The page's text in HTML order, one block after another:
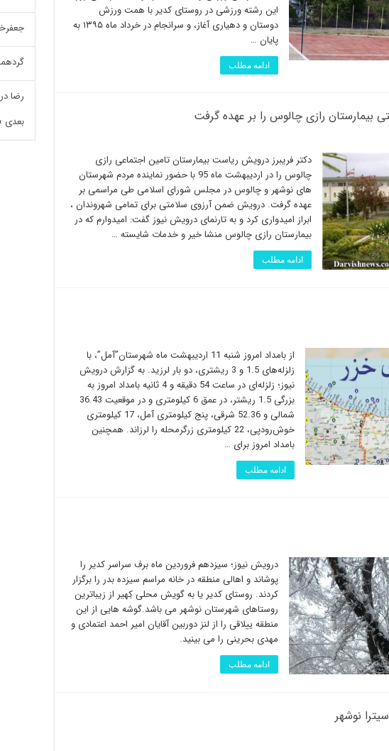
این رشته ورزشی در روستای کدیر با همت ورزش
دوستان و دهیاری آغاز، و سرانجام در خرداد ماه ١٣٩۵ به
پایان …
ادامه مطلب
بیمارستان رازی چالوس را بر عهده گرفت
دکتر فریبرز درویش ریاست بیمارستان تامین اجتماعی رازی
چالوس را در اردیبهشت ماه 95 با حضور نماینده مردم شهرستان
های نوشهر و چالوس در مجلس شورای اسلامی طی مراسمی بر
عهده گرفت. درویش ضمن آرزوی سلامتی برای تمامی شهروندان ،
ابراز امیدواری کرد و به تارنمای درویش نیوز گفت: امیدوارم که در
بیمارستان رازی چالوس منشا خیر و خدمات شایسته …
ادامه مطلب
از بامداد امروز شنبه 11 اردیبهشت ماه شهرستان”آمل”، با
زلزله‌های 1.5 و 3 ریشتری، دو بار لرزید. به گزارش درویش
نیوز؛ زلزله‌ای در ساعت 54 دقیقه و 4 ثانیه بامداد امروز به
بزرگی 1.5 ریشتر، در عمق 6 کیلومتری و در موقعیت 36.43
شمالی و 52.36 شرقی، پنج کیلومتری آمل، 17 کیلومتری
خوش‌رودپی، 22 کیلومتری زرگرمحله را لرزاند. همچنین
بامداد امروز برای …
ادامه مطلب
درویش نیوز؛ سیزدهم فروردین ماه برف سراسر کدیر را
پوشاند و اهالی منطقه در خانه مراسم سیزده بدر را برگزار
کردند. روستای کدیر یا به گویش محلی کِهیر از زیباترین
روستاهای شهرستان نوشهر می باشد.گوشه هایی از این
منطقه ییلاقی را از لنز دوربین آقایان امیر احمد اعتمادی و
مهدی بحرینی را می بینید.
ادامه مطلب
نوشهر
رضا
بعدی